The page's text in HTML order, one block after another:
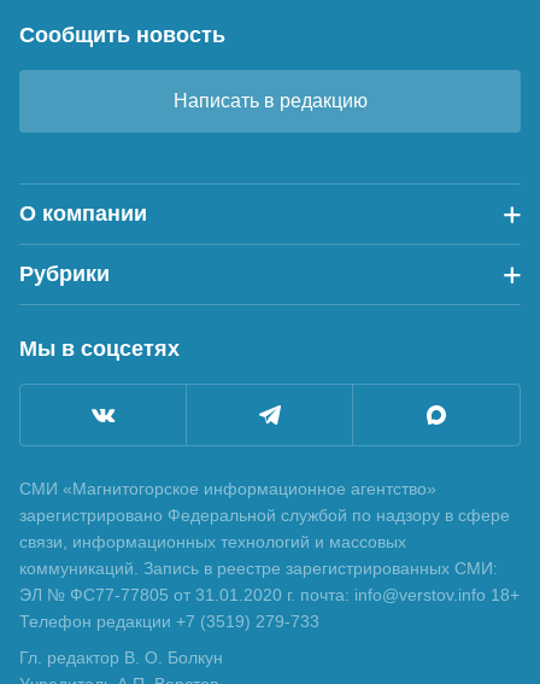
Сообщить новость
Написать в редакцию
О компании
Рубрики
Мы в соцсетях
СМИ «Магнитогорское информационное агентство»
зарегистрировано Федеральной службой по надзору в сфере
связи, информационных технологий и массовых
коммуникаций. Запись в реестре зарегистрированных СМИ:
ЭЛ № ФС77-77805 от 31.01.2020 г. почта: info@verstov.info 18+
Телефон редакции +7 (3519) 279-733
Гл. редактор В. О. Болкун